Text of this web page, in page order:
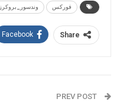
فوركس وندسور_بروكرز
Share
Facebook